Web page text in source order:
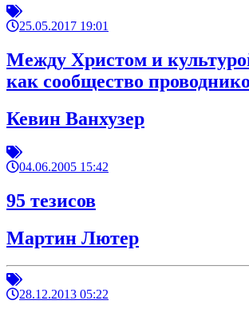
25.05.2017 19:01
Между Христом и
как сообщество
Кевин Ванхузер
04.06.2005 15:42
95 тезисов
Мартин Лютер
28.12.2013 05:22